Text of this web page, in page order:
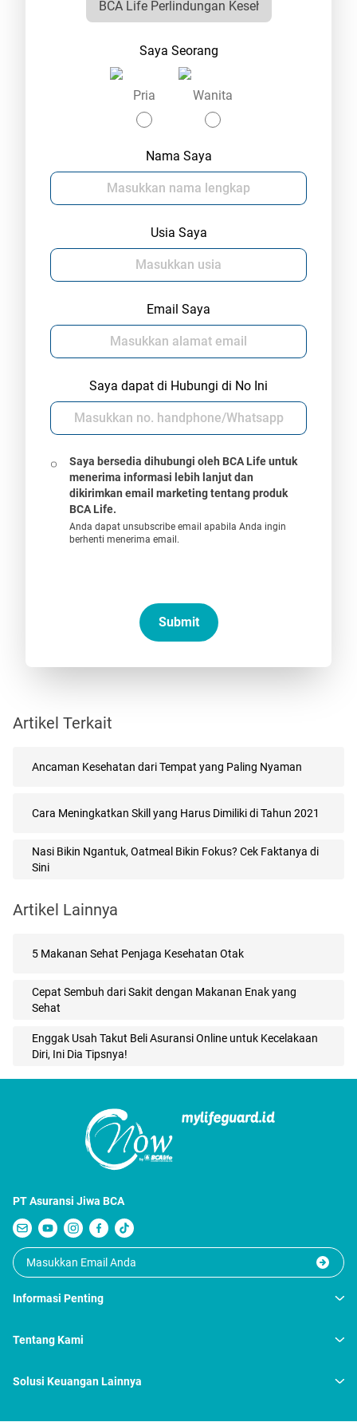
Saya Seorang
Pria Wanita
Nama Saya
Usia Saya
Email Saya
Saya dapat di Hubungi di No Ini
Saya bersedia dihubungi oleh BCA Life untuk
menerima informasi lebih lanjut dan
dikirimkan email marketing tentang produk
BCA Life.
Anda dapat unsubscribe email apabila Anda ingin
berhenti menerima email.
Submit
Artikel Terkait
Ancaman Kesehatan dari Tempat yang Paling Nyaman
Cara Meningkatkan Skill yang Harus Dimiliki di Tahun 2021
Nasi Bikin Ngantuk, Oatmeal Bikin Fokus? Cek Faktanya di
Sini
Artikel Lainnya
5 Makanan Sehat Penjaga Kesehatan Otak
Cepat Sembuh dari Sakit dengan Makanan Enak yang
Sehat
Enggak Usah Takut Beli Asuransi Online untuk Kecelakaan
Diri, Ini Dia Tipsnya!
PT Asuransi Jiwa BCA
Informasi Penting
Tentang Kami
Solusi Keuangan Lainnya